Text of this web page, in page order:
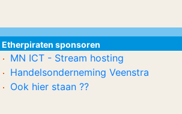
Etherpiraten sponsoren
MN ICT - Stream hosting
Handelsonderneming Veenstra
Ook hier staan ??